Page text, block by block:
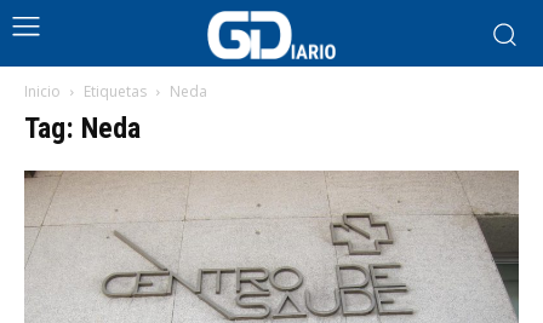
Inicio Etiquetas Neda
Tag: Neda